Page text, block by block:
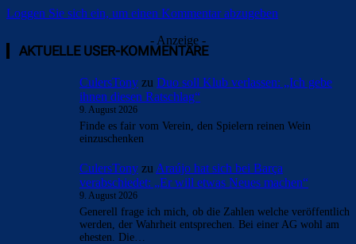
Loggen Sie sich ein, um einen Kommentar abzugeben
- Anzeige -
AKTUELLE USER-KOMMENTARE
CulersTony zu Duo soll Klub verlassen: „Ich gebe
ihnen diesen Ratschlag“
9. August 2026
Finde es fair vom Verein, den Spielern reinen Wein
einzuschenken
CulersTony zu Araújo hat sich bei Barça
verabschiedet: „Er will etwas Neues machen“
9. August 2026
Generell frage ich mich, ob die Zahlen welche veröffentlich
werden, der Wahrheit entsprechen. Bei einer AG wohl am
ehesten. Die…